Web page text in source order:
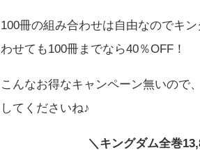
100冊の組み合わせは自由なのでキ
わせても100冊までなら40％OFF！
こんなお得なキャンペーン無いので
してくださいね♪
＼キングダム全巻